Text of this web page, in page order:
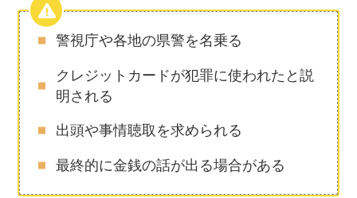
警視庁や各地の県警を名乗る
クレジットカードが犯罪に使われたと説
明される
出頭や事情聴取を求められる
最終的に金銭の話が出る場合がある